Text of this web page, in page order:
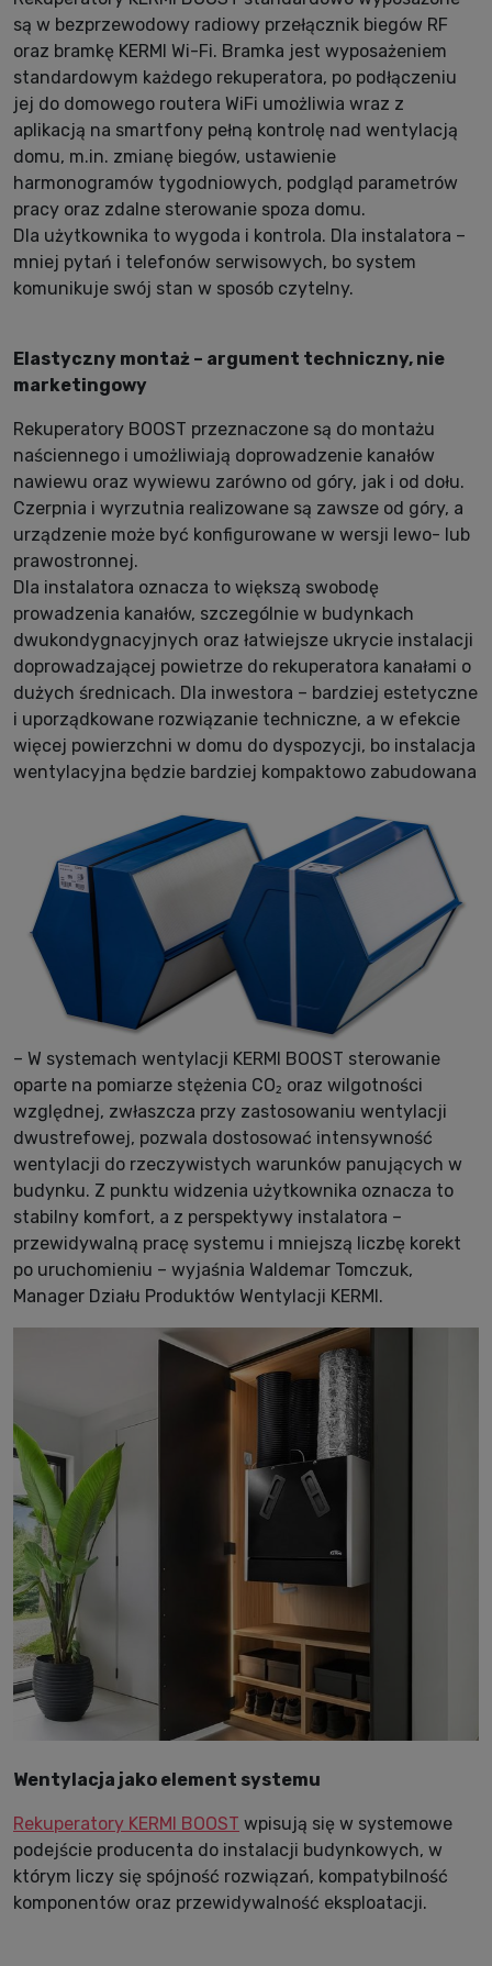
są w bezprzewodowy radiowy przełącznik biegów RF
oraz bramkę KERMI Wi-Fi. Bramka jest wyposażeniem
standardowym każdego rekuperatora, po podłączeniu
jej do domowego routera WiFi umożliwia wraz z
aplikacją na smartfony pełną kontrolę nad wentylacją
domu, m.in. zmianę biegów, ustawienie
harmonogramów tygodniowych, podgląd parametrów
pracy oraz zdalne sterowanie spoza domu.
Dla użytkownika to wygoda i kontrola. Dla instalatora –
mniej pytań i telefonów serwisowych, bo system
komunikuje swój stan w sposób czytelny.
Elastyczny montaż – argument techniczny, nie
marketingowy
Rekuperatory BOOST przeznaczone są do montażu
naściennego i umożliwiają doprowadzenie kanałów
nawiewu oraz wywiewu zarówno od góry, jak i od dołu.
Czerpnia i wyrzutnia realizowane są zawsze od góry, a
urządzenie może być konfigurowane w wersji lewo- lub
prawostronnej.
Dla instalatora oznacza to większą swobodę
prowadzenia kanałów, szczególnie w budynkach
dwukondygnacyjnych oraz łatwiejsze ukrycie instalacji
doprowadzającej powietrze do rekuperatora kanałami o
dużych średnicach. Dla inwestora – bardziej estetyczne
i uporządkowane rozwiązanie techniczne, a w efekcie
więcej powierzchni w domu do dyspozycji, bo instalacja
wentylacyjna będzie bardziej kompaktowo zabudowana
– W systemach wentylacji KERMI BOOST sterowanie
oparte na pomiarze stężenia CO₂ oraz wilgotności
względnej, zwłaszcza przy zastosowaniu wentylacji
dwustrefowej, pozwala dostosować intensywność
wentylacji do rzeczywistych warunków panujących w
budynku. Z punktu widzenia użytkownika oznacza to
stabilny komfort, a z perspektywy instalatora –
przewidywalną pracę systemu i mniejszą liczbę korekt
po uruchomieniu – wyjaśnia Waldemar Tomczuk,
Manager Działu Produktów Wentylacji KERMI.
Wentylacja jako element systemu
Rekuperatory KERMI BOOST wpisują się w systemowe
podejście producenta do instalacji budynkowych, w
którym liczy się spójność rozwiązań, kompatybilność
komponentów oraz przewidywalność eksploatacji.